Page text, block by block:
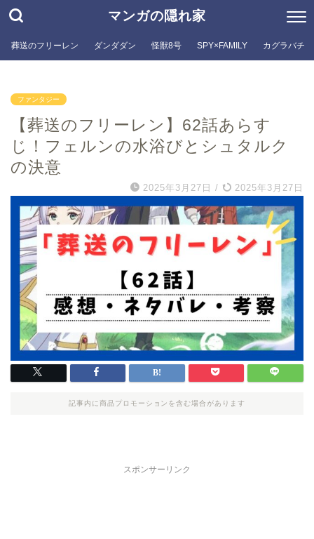
マンガの隠れ家
葬送のフリーレン ダンダダン 怪獣8号 SPY×FAMILY カグラバチ
ファンタジー
【葬送のフリーレン】62話あらす
じ！フェルンの水浴びとシュタルク
の決意
2025年3月27日 / 2025年3月27日
記事内に商品プロモーションを含む場合があります
スポンサーリンク